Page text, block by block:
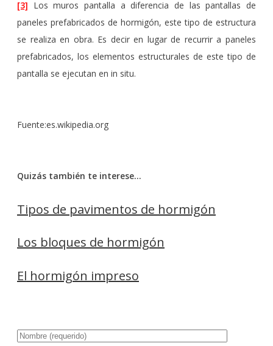
[3] Los muros pantalla a diferencia de las pantallas de
paneles prefabricados de hormigón, este tipo de estructura
se realiza en obra. Es decir en lugar de recurrir a paneles
prefabricados, los elementos estructurales de este tipo de
pantalla se ejecutan en in situ.
Fuente:es.wikipedia.org
Quizás también te interese…
Tipos de pavimentos de hormigón
Los bloques de hormigón
El hormigón impreso